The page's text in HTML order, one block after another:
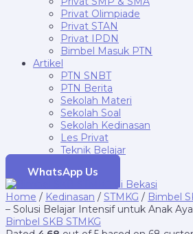
Privat Olimpiade
Privat STAN
Privat IPDN
Bimbel Masuk PTN
Artikel
PTN SNBT
PTN Berita
Sekolah Materi
Sekolah Soal
Sekolah Kedinasan
Les Privat
Teknik Belajar
WhatsApp Us
Home / Kedinasan / STMKG / Bimbel
– Solusi Belajar Intensif untuk Anak
Bimbel SKB STMKG